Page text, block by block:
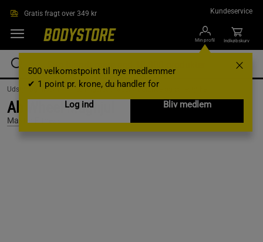
Gratis fragt over 349 kr Kundeservice
Min profil
500 velkomstpoint til nye medlemmer
✔ 1 point pr. krone, du handler for
Log ind
Bliv medlem
Indkøbskurv
Udstyr og tilbehør /Træningsredskaber / Balance og corestyrke
Ab Wheel Maghjul
Master Fitness